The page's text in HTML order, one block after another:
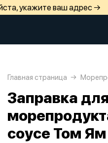
укажите ваш адрес →
Главная страница
Заправка
соусе Том Ям